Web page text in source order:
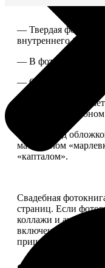
— Твердая
внутреннего блока.
— В фотокниге
— Страницы
— Книга
укреплены
— Блок под
материалом
«капталом».
Свадебная
страниц. Если
коллажи и
включена,
пришлем вам на